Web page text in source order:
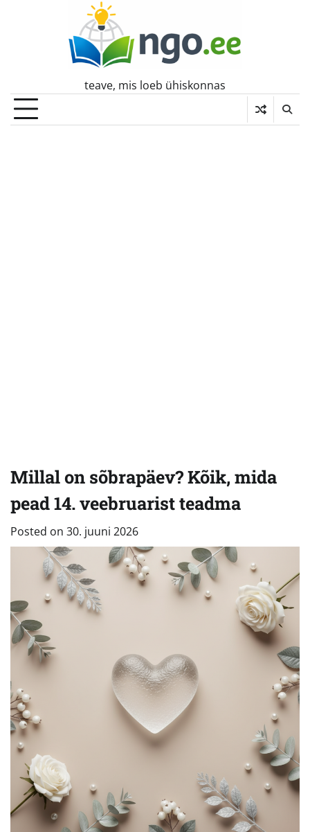
teave, mis loeb ühiskonnas
Millal on sõbrapäev? Kõik, mida
pead 14. veebruarist teadma
Posted on 30. juuni 2026